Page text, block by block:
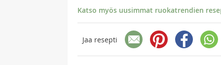
Katso myös uusimmat ruokatrendien
Jaa resepti